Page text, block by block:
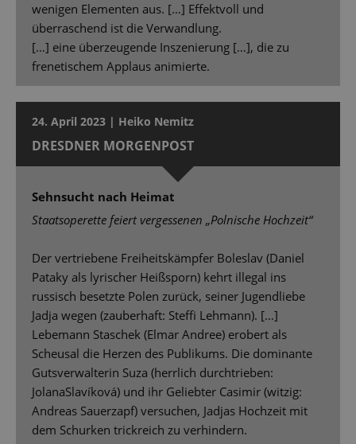
wenigen Elementen aus. […] Effektvoll und
überraschend ist die Verwandlung.
[…] eine überzeugende Inszenierung […], die zu
frenetischem Applaus animierte.
24. April 2023 | Heiko Nemitz
DRESDNER MORGENPOST
Sehnsucht nach Heimat
Staatsoperette feiert vergessenen „Polnische Hochzeit“
Der vertriebene Freiheitskämpfer Boleslav (Daniel
Pataky als lyrischer Heißsporn) kehrt illegal ins
russisch besetzte Polen zurück, seiner Jugendliebe
Jadja wegen (zauberhaft: Stefﬁ Lehmann). […]
Lebemann Staschek (Elmar Andree) erobert als
Scheusal die Herzen des Publikums. Die dominante
Gutsverwalterin Suza (herrlich durchtrieben:
JolanaSlavíková) und ihr Geliebter Casimir (witzig:
Andreas Sauerzapf) versuchen, Jadjas Hochzeit mit
dem Schurken trickreich zu verhindern.